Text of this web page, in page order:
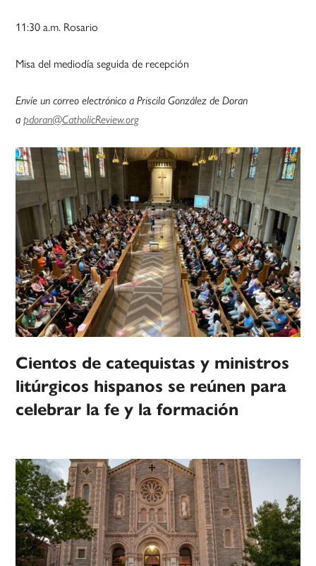
11:30 a.m. Rosario
Misa del mediodía seguida de recepción
Envíe un correo electrónico a Priscila González de Doran
apdoran@CatholicReview.org
Cientos de catequistas y ministros
litúrgicos hispanos se reúnen para
celebrar la fe y la formación